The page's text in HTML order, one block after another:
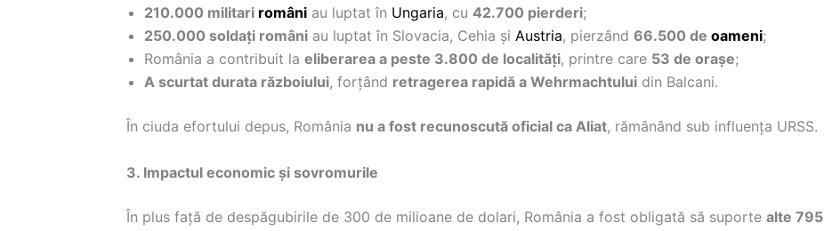
210.000 militari români au luptat în Ungaria, cu 42.700 pierderi;
250.000 soldați români au luptat în Slovacia, Cehia și Austria, pierzând 66.500 de oameni;
România a contribuit la eliberarea a peste 3.800 de localități, printre care 53 de orașe;
A scurtat durata războiului, forțând retragerea rapidă a Wehrmachtului din Balcani.
În ciuda efortului depus, România nu a fost recunoscută oficial ca Aliat, rămânând sub influența URSS.
3. Impactul economic și sovromurile
În plus față de despăgubirile de 300 de milioane de dolari, România a fost obligată să suporte alte